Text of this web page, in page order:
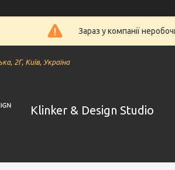
Зараз у компанії
2Г, Київ, Україна
Klinker & Design Studio